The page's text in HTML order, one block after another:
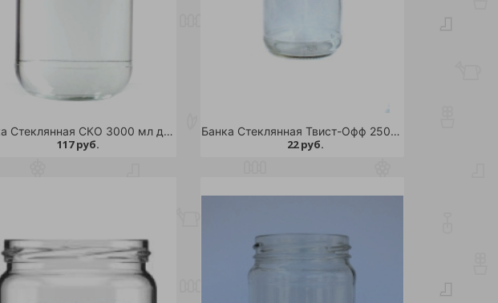
Банка Стеклянная СКО 3000 мл д.82 /6
117 руб.
Банка Стеклянная Твист-Офф 250 мл д.66 /40
22 руб.